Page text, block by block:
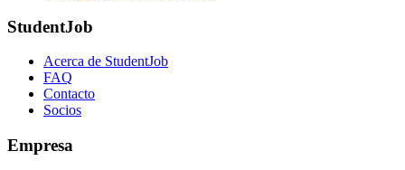
StudentJob
Acerca de StudentJob
FAQ
Contacto
Socios
Empresa